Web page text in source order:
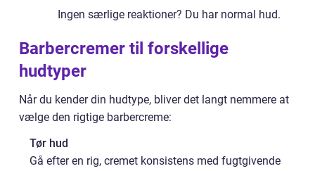
Ingen særlige reaktioner? Du har normal hud.
Barbercremer til forskellige
hudtyper
Når du kender din hudtype, bliver det langt nemmere at
vælge den rigtige barbercreme:
Tør hud
Gå efter en rig, cremet konsistens med fugtgivende